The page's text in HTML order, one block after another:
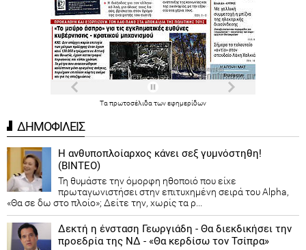
Ταπρωτοσέλιδατωνεφημερίδων
ΔΗΜΟΦΙΛΕΙΣ
Η ανθυποπλοίαρχος κάνει σεξ γυμνόστηθη!
(ΒΙΝΤΕΟ)
Τη θυμάστε την όμορφη ηθοποιό που είχε
πρωταγωνιστήσει στην επιτυχημένη σειρά του Alpha,
«Θα σε δω στο πλοίο»; Δείτε την, χωρίς τα ρ...
Δεκτή η ένσταση Γεωργιάδη - Θα διεκδικήσει την
προεδρία της ΝΔ - «Θα κερδίσω τον Τσίπρα»